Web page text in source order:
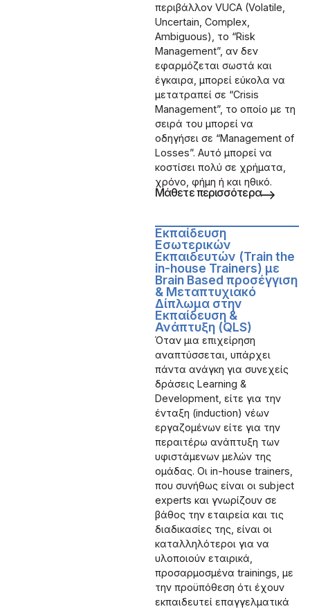
περιβάλλον VUCA (Volatile,
Uncertain, Complex,
Ambiguous), το “Risk
Management”, αν δεν
εφαρμόζεται σωστά και
έγκαιρα, μπορεί εύκολα να
μετατραπεί σε “Crisis
Management”, το οποίο με τη
σειρά του μπορεί να
οδηγήσει σε “Management of
Losses”. Αυτό μπορεί να
κοστίσει πολύ σε χρήματα,
χρόνο, φήμη ή και ηθικό.
Μάθετε περισσότερα
Εκπαίδευση
Εσωτερικών
Εκπαιδευτών (Train the
in-house Trainers) με
Brain Based προσέγγιση
& Μεταπτυχιακό
Δίπλωμα στην
Εκπαίδευση &
Ανάπτυξη (QLS)
Όταν μια επιχείρηση
αναπτύσσεται, υπάρχει
πάντα ανάγκη για συνεχείς
δράσεις Learning &
Development, είτε για την
ένταξη (induction) νέων
εργαζομένων είτε για την
περαιτέρω ανάπτυξη των
υφιστάμενων μελών της
ομάδας. Οι in-house trainers,
που συνήθως είναι οι subject
experts και γνωρίζουν σε
βάθος την εταιρεία και τις
διαδικασίες της, είναι οι
καταλληλότεροι για να
υλοποιούν εταιρικά,
προσαρμοσμένα trainings, με
την προϋπόθεση ότι έχουν
εκπαιδευτεί επαγγελματικά